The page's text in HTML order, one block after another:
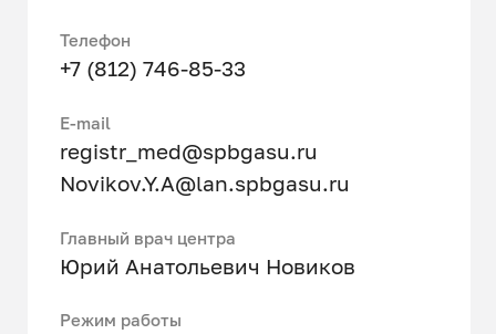
Телефон
+7 (812) 746-85-33
Е-mail
registr_med@spbgasu.ru
Novikov.Y.A@lan.spbgasu.ru
Главный врач центра
Юрий Анатольевич Новиков
Режим работы